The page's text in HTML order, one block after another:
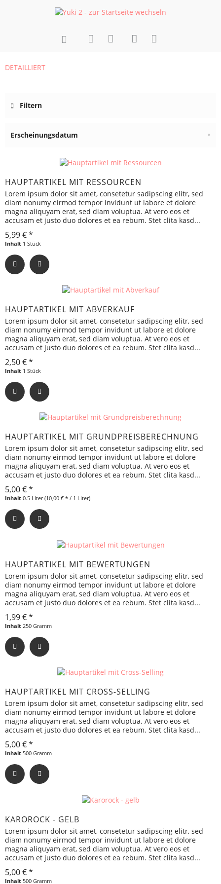
DETAILLIERT
Filtern
HAUPTARTIKEL MIT RESSOURCEN
Lorem ipsum dolor sit amet, consetetur sadipscing elitr, sed
diam nonumy eirmod tempor invidunt ut labore et dolore
magna aliquyam erat, sed diam voluptua. At vero eos et
accusam et justo duo dolores et ea rebum. Stet clita kasd...
Inhalt 1 Stück
5,99 € *
HAUPTARTIKEL MIT ABVERKAUF
Lorem ipsum dolor sit amet, consetetur sadipscing elitr, sed
diam nonumy eirmod tempor invidunt ut labore et dolore
magna aliquyam erat, sed diam voluptua. At vero eos et
accusam et justo duo dolores et ea rebum. Stet clita kasd...
Inhalt 1 Stück
2,50 € *
HAUPTARTIKEL MIT GRUNDPREISBERECHNUNG
Lorem ipsum dolor sit amet, consetetur sadipscing elitr, sed
diam nonumy eirmod tempor invidunt ut labore et dolore
magna aliquyam erat, sed diam voluptua. At vero eos et
accusam et justo duo dolores et ea rebum. Stet clita kasd...
Inhalt0.5 Liter(10,00 € * / 1 Liter)
5,00 € *
HAUPTARTIKEL MIT BEWERTUNGEN
Lorem ipsum dolor sit amet, consetetur sadipscing elitr, sed
diam nonumy eirmod tempor invidunt ut labore et dolore
magna aliquyam erat, sed diam voluptua. At vero eos et
accusam et justo duo dolores et ea rebum. Stet clita kasd...
Inhalt 250 Gramm
1,99 € *
HAUPTARTIKEL MIT CROSS-SELLING
Lorem ipsum dolor sit amet, consetetur sadipscing elitr, sed
diam nonumy eirmod tempor invidunt ut labore et dolore
magna aliquyam erat, sed diam voluptua. At vero eos et
accusam et justo duo dolores et ea rebum. Stet clita kasd...
Inhalt500 Gramm
5,00 € *
KAROROCK - GELB
Lorem ipsum dolor sit amet, consetetur sadipscing elitr, sed
diam nonumy eirmod tempor invidunt ut labore et dolore
magna aliquyam erat, sed diam voluptua. At vero eos et
accusam et justo duo dolores et ea rebum. Stet clita kasd...
Inhalt 500 Gramm
5,00 € *